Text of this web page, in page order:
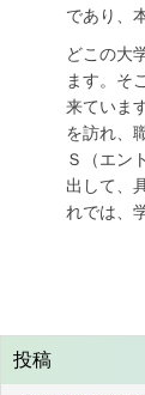
であり、
どこの大
ます。そ
来ていま
を訪れ、
Ｓ（エン
出して、
れでは、
投稿